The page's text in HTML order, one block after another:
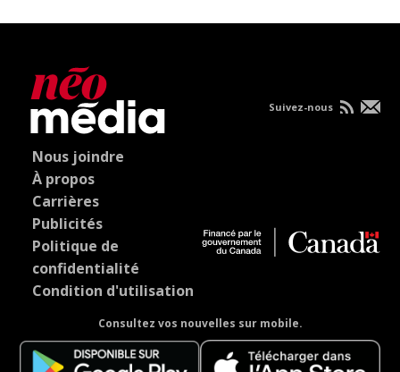
Nous joindre
À propos
Carrières
Publicités
Politique de
confidentialité
Condition d'utilisation
Consultez vos nouvelles sur mobile.
Suivez-nous